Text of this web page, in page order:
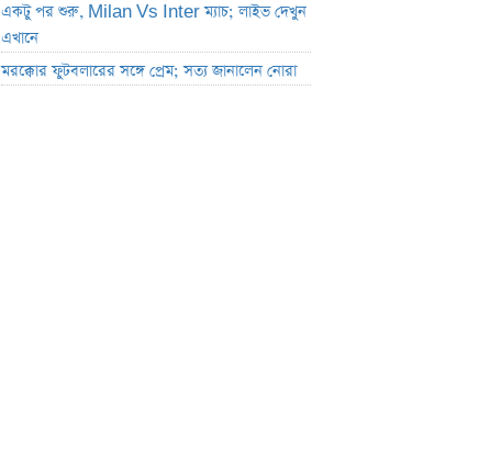
একটু পর শুরু, Milan Vs Inter ম্যাচ; লাইভ দেখুন
এখানে
মরক্কোর ফুটবলারের সঙ্গে প্রেম; সত্য জানালেন নোরা